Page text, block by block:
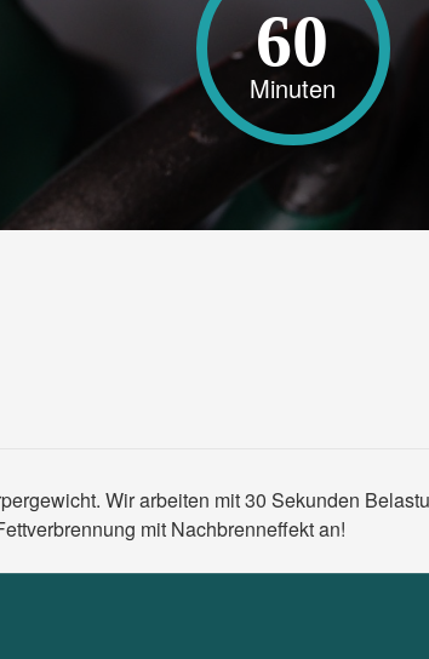
60
Minuten
Wir arbeiten mit 30 Sekunden
mit Nachbrenneffekt an!